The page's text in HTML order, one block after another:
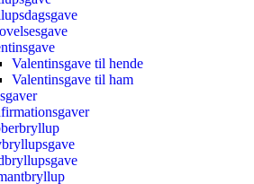
Valentinsgave til hende
Valentinsgave til ham